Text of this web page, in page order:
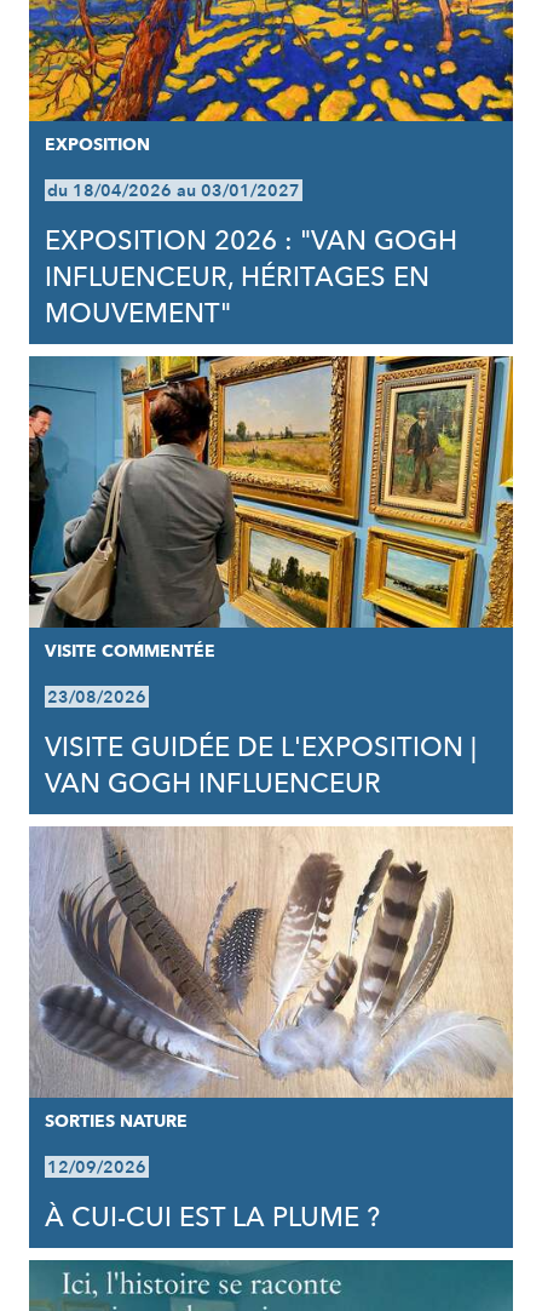
EXPOSITION
du 18/04/2026 au 03/01/2027
EXPOSITION 2026 : "VAN GOGH
INFLUENCEUR, HÉRITAGES EN
MOUVEMENT"
VISITE COMMENTÉE
23/08/2026
VISITE GUIDÉE DE L'EXPOSITION |
VAN GOGH INFLUENCEUR
SORTIES NATURE
12/09/2026
À CUI-CUI EST LA PLUME ?